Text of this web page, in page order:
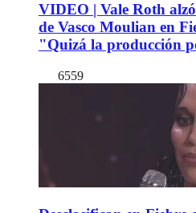
VIDEO | Vale Roth
de Vasco Moulian en
"Quizá la producción
6559